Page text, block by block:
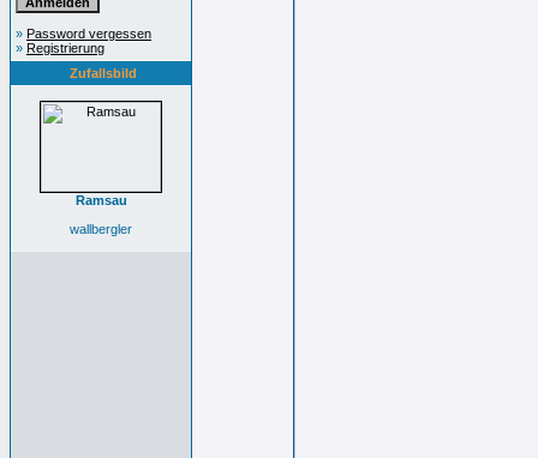
» Password vergessen
» Registrierung
Zufallsbild
Ramsau
wallbergler